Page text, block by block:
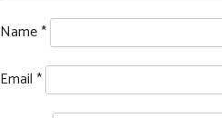
Name*
Email*